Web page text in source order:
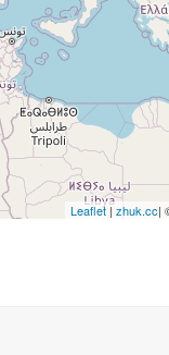
Leaflet|zhuk.cc|